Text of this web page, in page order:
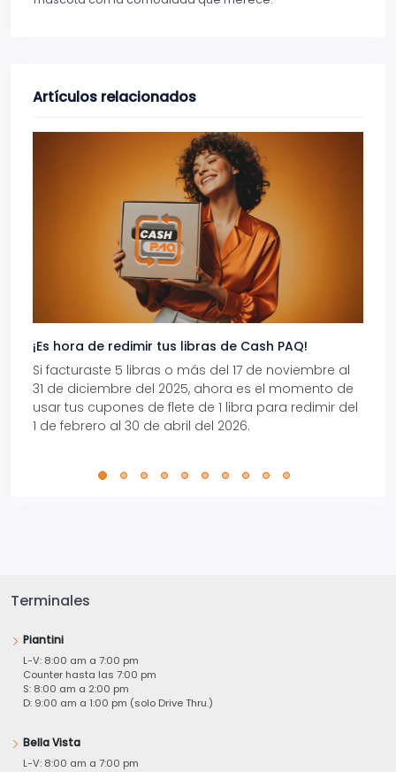
Artículos relacionados
¡Es hora de redimir tus libras de Cash PAQ!
Si facturaste 5 libras o más del 17 de noviembre al
31 de diciembre del 2025, ahora es el momento de
usar tus cupones de flete de 1 libra para redimir del
1 de febrero al 30 de abril del 2026.
Terminales
Piantini
L-V: 8:00 am a 7:00 pm
Counter hasta las 7:00 pm
S: 8:00 am a 2:00 pm
D: 9:00 am a 1:00 pm (solo Drive Thru.)
Bella Vista
L-V: 8:00 am a 7:00 pm